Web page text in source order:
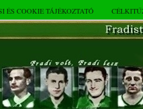
ÉS COOKIE TÁJÉKOZTATÓ